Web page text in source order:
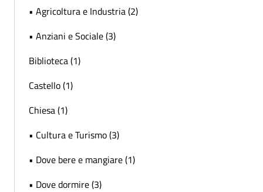
• Agricoltura e Industria (2)
• Anziani e Sociale (3)
Biblioteca (1)
Castello (1)
Chiesa (1)
• Cultura e Turismo (3)
• Dove bere e mangiare (1)
• Dove dormire (3)